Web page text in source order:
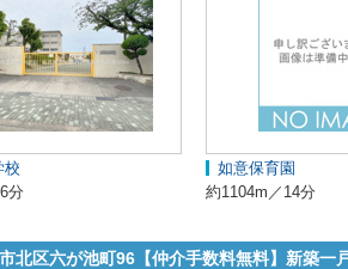
校
分
如意保育園
約1104m／14分
北区六が池町96【仲介手数料無料】新築一